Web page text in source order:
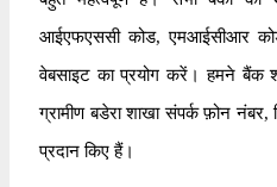
आईएफएससी कोड, एमआईसीआर
वेबसाइट का प्रयोग करें। हमने बैंक
ग्रामीण बडेरा शाखा संपर्क फ़ोन
प्रदान किए हैं।